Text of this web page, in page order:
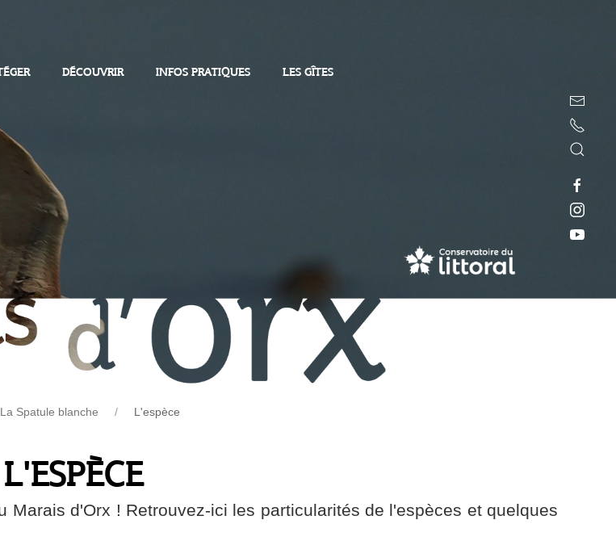
DÉCOUVRIR INFOS PRATIQUES LES GÎTES
La Spatule blanche L'espèce
L'ESPÈCE
d'Orx ! Retrouvez-ici les particularités de l'espèces et quelques